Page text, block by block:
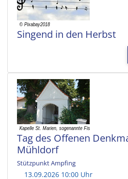
Singend in den Herbst
Tag des Offenen
Mühldorf
Stützpunkt Ampfing
13.09.2026 10:00 Uhr